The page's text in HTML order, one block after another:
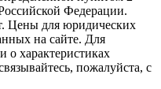
Федерации.
Цены для юридических
на сайте. Для
характеристиках
пожалуйста, с